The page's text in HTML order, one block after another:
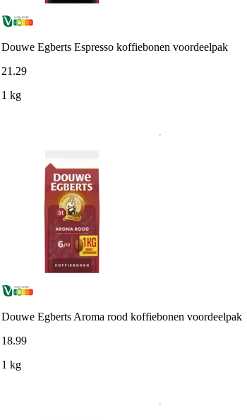
Douwe Egberts Espresso koffiebonen voordeelpak
21 .29
1 kg
Douwe Egberts Aroma rood koffiebonen voordeelpak
18.99
1 kg